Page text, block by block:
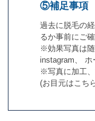
⑤補足事項
過去に脱毛の
るか事前にご
※効果写真は随
instagram、
※写真に加工、
(お目元はこち